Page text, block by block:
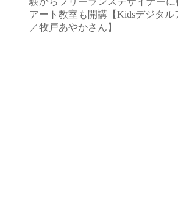
アート教室も開講【Kidsデジタル
／牧戸あやかさん】